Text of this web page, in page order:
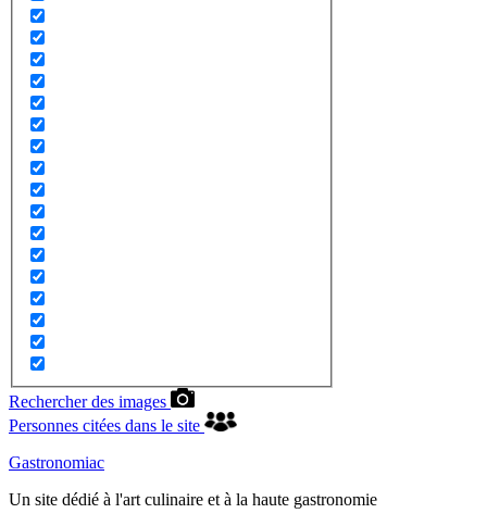
Rechercher des images
Personnes citées dans le site
Gastronomiac
Un site dédié à l'art culinaire et à la haute gastronomie